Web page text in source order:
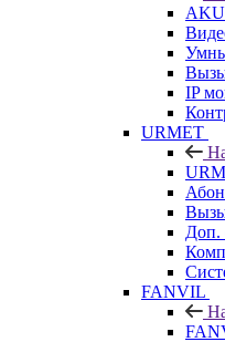
IP
URMET
Доп.
FANVIL